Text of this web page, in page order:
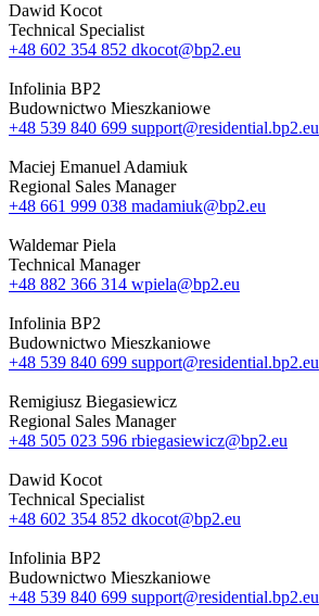
Dawid Kocot
Technical Specialist
+48 602 354 852 dkocot@bp2.eu
Infolinia BP2
Budownictwo Mieszkaniowe
+48 539 840 699 support@residential.bp2.eu
Maciej Emanuel Adamiuk
Regional Sales Manager
+48 661 999 038 madamiuk@bp2.eu
Waldemar Piela
Technical Manager
+48 882 366 314 wpiela@bp2.eu
Infolinia BP2
Budownictwo Mieszkaniowe
+48 539 840 699 support@residential.bp2.eu
Remigiusz Biegasiewicz
Regional Sales Manager
+48 505 023 596 rbiegasiewicz@bp2.eu
Dawid Kocot
Technical Specialist
+48 602 354 852 dkocot@bp2.eu
Infolinia BP2
Budownictwo Mieszkaniowe
+48 539 840 699 support@residential.bp2.eu